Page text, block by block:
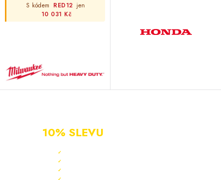
S kódem RED12 jen
10 031 Kč
10% SLEVU
✓
✓
✓
✓